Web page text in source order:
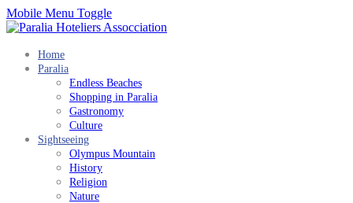
Mobile Menu Toggle
Home
Paralia
Endless Beaches
Shopping in Paralia
Gastronomy
Culture
Sightseeing
Olympus Mountain
History
Religion
Nature